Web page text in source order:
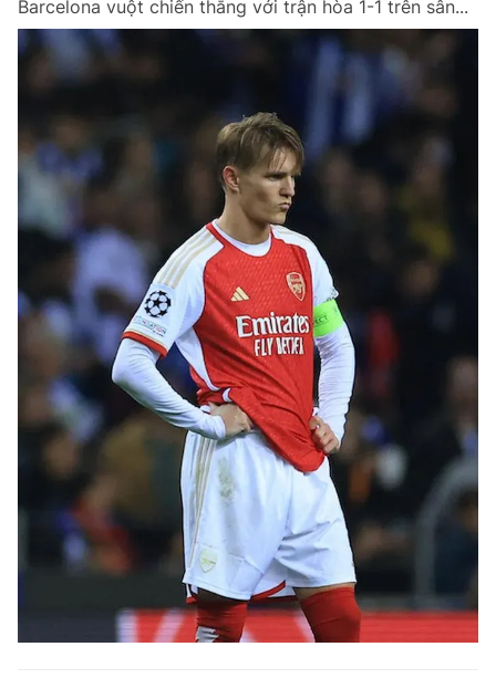
Barcelona vuột chiến thắng với trận hòa 1-1 trên sân...